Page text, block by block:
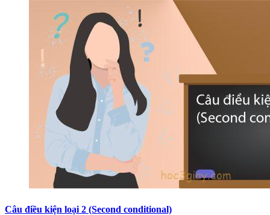
Câu điều kiện loại 2 (Second conditional)